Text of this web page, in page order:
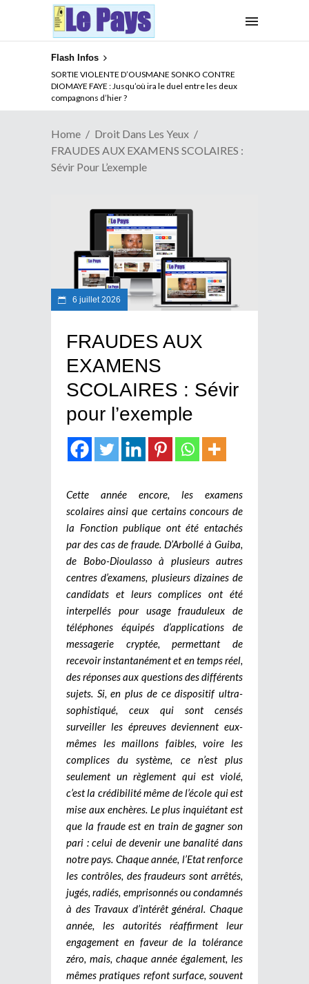
Flash Infos
SORTIE VIOLENTE D’OUSMANE SONKO CONTRE
DIOMAYE FAYE : Jusqu’où ira le duel entre les deux
compagnons d’hier ?
NOUVELLE ATTAQUE MEURTRIERE DES ADF EN RDC :
Comment arrêter la spirale de la violence au Congo
Home
Droit Dans Les Yeux
FRAUDES AUX EXAMENS SCOLAIRES :
Sévir Pour L’exemple
6 juillet 2026
FRAUDES AUX
EXAMENS
SCOLAIRES : Sévir
pour l’exemple
Cette année encore, les examens
scolaires ainsi que certains concours de
la Fonction publique ont été entachés
par des cas de fraude. D’Arbollé à Guiba,
de Bobo-Dioulasso à plusieurs autres
centres d’examens, plusieurs dizaines de
candidats et leurs complices ont été
interpellés pour usage frauduleux de
téléphones équipés d’applications de
messagerie cryptée, permettant de
recevoir instantanément et en temps réel,
des réponses aux questions des différents
sujets. Si, en plus de ce dispositif ultra-
sophistiqué, ceux qui sont censés
surveiller les épreuves deviennent eux-
mêmes les maillons faibles, voire les
complices du système, ce n’est plus
seulement un règlement qui est violé,
c’est la crédibilité même de l’école qui est
mise aux enchères. Le plus inquiétant est
que la fraude est en train de gagner son
pari : celui de devenir une banalité dans
notre pays. Chaque année, l’Etat renforce
les contrôles, des fraudeurs sont arrêtés,
jugés, radiés, emprisonnés ou condamnés
à des Travaux d’intérêt général. Chaque
année, les autorités réaffirment leur
engagement en faveur de la tolérance
zéro, mais, chaque année également, les
mêmes pratiques refont surface, souvent